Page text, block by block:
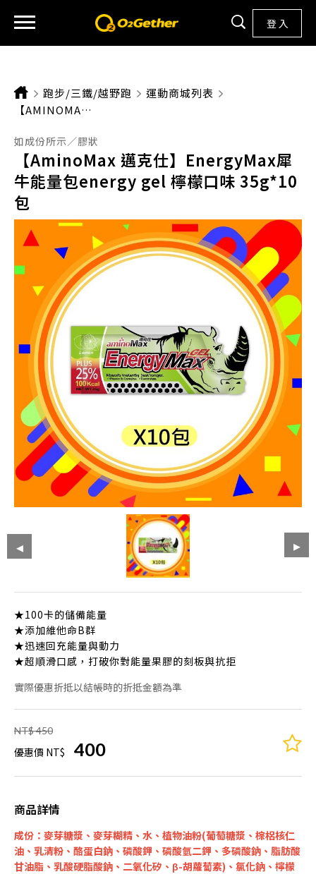
登 入
跑步/三鐵/越野跑
運動商城列表
CURRENT:
【AMINOMAX 邁克仕】ENERGYMAX犀牛能量包ENERGY GEL 檸檬口味 35G*10包
如成份所示／膠狀
【AminoMax 邁克仕】EnergyMax犀
牛能量包energy gel 檸檬口味 35g*10
包
★100卡的儲備能量
★添加維他命B群
★迅速回充能量與動力
★超順滑口感，打破你對能量果膠的刻板與抗拒
實際優惠折抵以結帳時的折抵金額為準
NT$ 450
優惠價 NT$ 400
商品詳情
成份： 麥芽糖漿、麥芽糊精、水、植物油粉(葡萄糖漿、棕梠核仁
油、乳清粉、酪蛋白鈉、磷酸鉀、磷酸氫二鉀、多磷酸鈉、脂肪酸
甘油脂、乳酸硬脂酸鈉、二氧化矽、β-胡蘿蔔素)、氯化鈉、檸檬